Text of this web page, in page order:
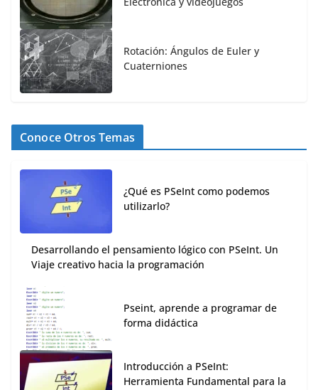
Rotación: Ángulos de Euler y
Cuaterniones
Conoce Otros Temas
¿Qué es PSeInt como podemos
utilizarlo?
Desarrollando el pensamiento lógico con PSeInt. Un
Viaje creativo hacia la programación
Pseint, aprende a programar de
forma didáctica
Introducción a PSeInt:
Herramienta Fundamental para la